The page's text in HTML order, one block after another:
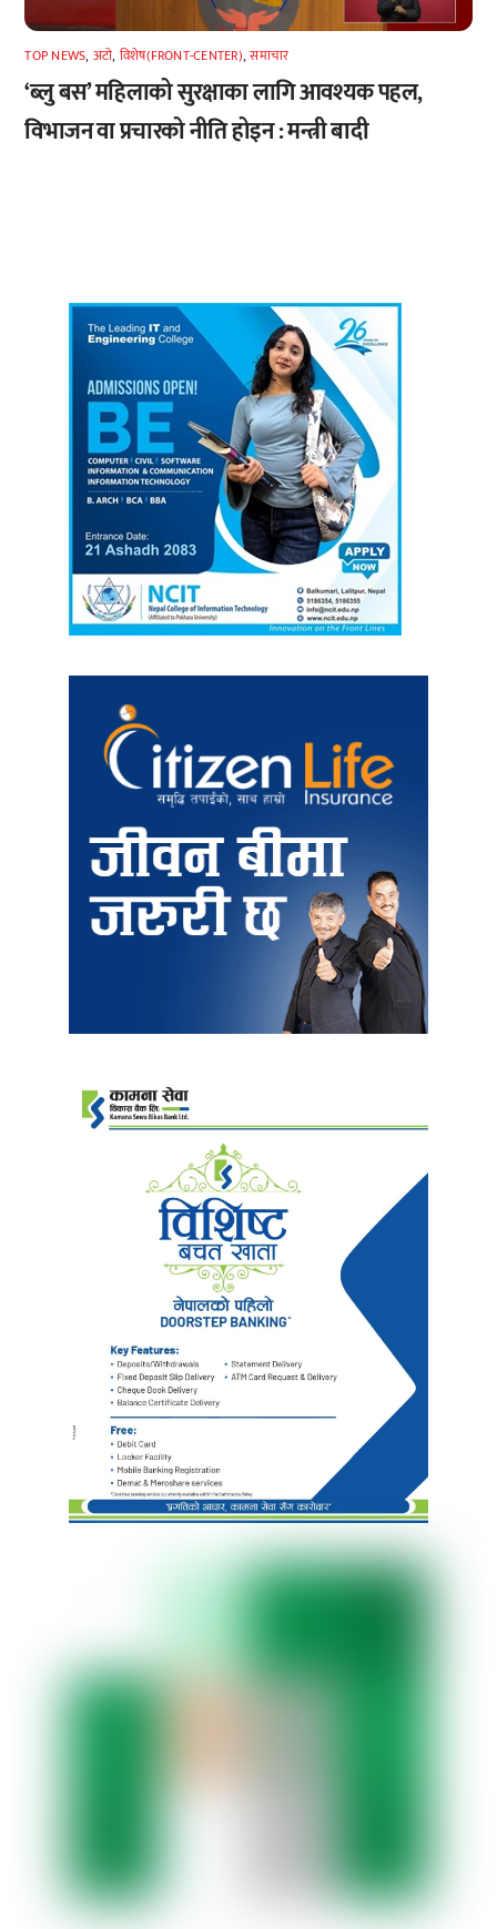
TOP NEWS, अटाे, विशेष(FRONT-CENTER),समाचार
‘ब्लु बस’ महिलाको सुरक्षाका लागि आवश्यक पहल,
विभाजन वा प्रचारको नीति होइन : मन्त्री बादी